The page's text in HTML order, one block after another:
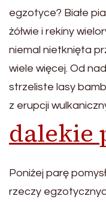
egzotyce? Białe
żółwie i rekiny
niemal nietknięta
wiele więcej. Od
strzeliste lasy
z erupcji
dalekie
Poniżej parę
rzeczy